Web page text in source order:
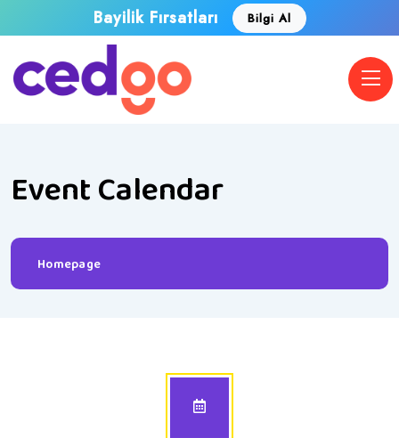
Bayilik Fırsatları Bilgi Al
Event Calendar
Homepage